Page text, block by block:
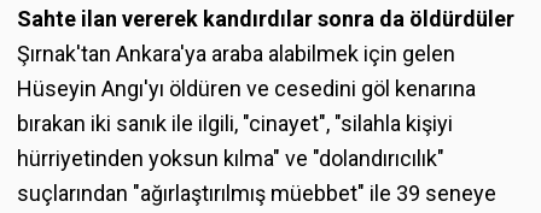
Sahte ilan vererek kandırdılar sonra da öldürdüler
Şırnak'tan Ankara'ya araba alabilmek için gelen
Hüseyin Angı'yı öldüren ve cesedini göl kenarına
bırakan iki sanık ile ilgili, "cinayet", "silahla kişiyi
hürriyetinden yoksun kılma" ve "dolandırıcılık"
suçlarından "ağırlaştırılmış müebbet" ile 39 seneye